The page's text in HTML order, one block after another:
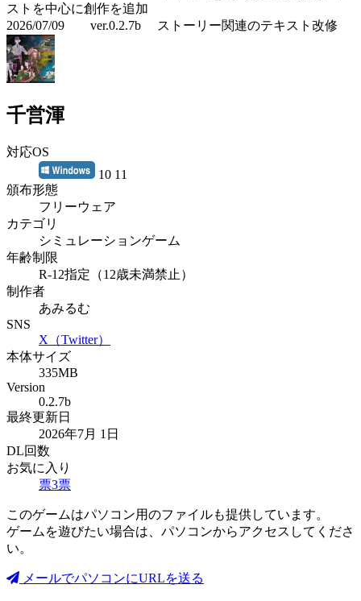
ストを中心に創作を追加
2026/07/09 ver.0.2.7b ストーリー関連のテキスト改修
千営渾
対応OS
10 11
頒布形態
フリーウェア
カテゴリ
シミュレーションゲーム
年齢制限
R-12指定（12歳未満禁止）
制作者
あみるむ
SNS
X（Twitter）
本体サイズ
335MB
Version
0.2.7b
最終更新日
2026年7月 1日
DL回数
お気に入り
票3票
このゲームはパソコン用のファイルも提供しています。
ゲームを遊びたい場合は、パソコンからアクセスしてくださ
い。
メールでパソコンにURLを送る